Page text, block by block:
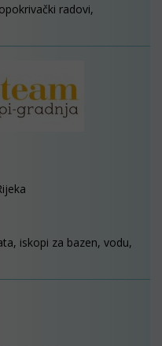
radovi,
iskopi za bazen, vodu,